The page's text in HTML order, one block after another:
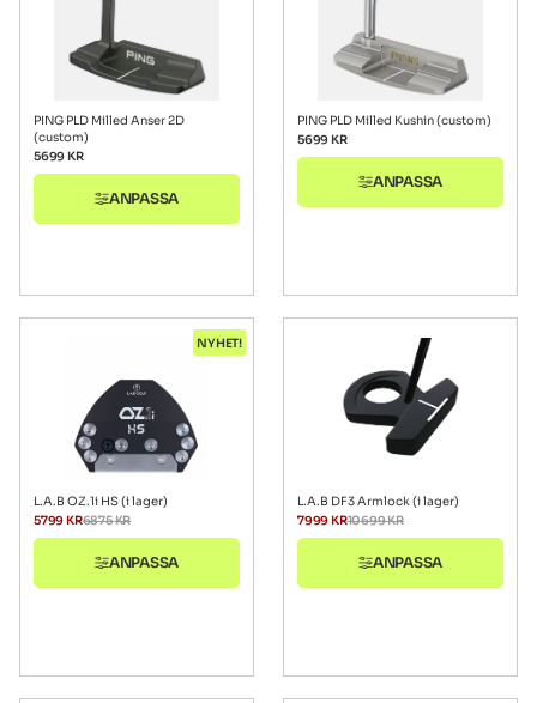
PING PLD Milled Anser 2D
(custom)
5699 KR
ANPASSA
PING PLD Milled Kushin (custom)
5699 KR
ANPASSA
NYHET!
L.A.B OZ.1i HS (i lager)
6875KR
5799 KR
ANPASSA
L.A.B DF3 Armlock (i lager)
10699KR
7999 KR
ANPASSA